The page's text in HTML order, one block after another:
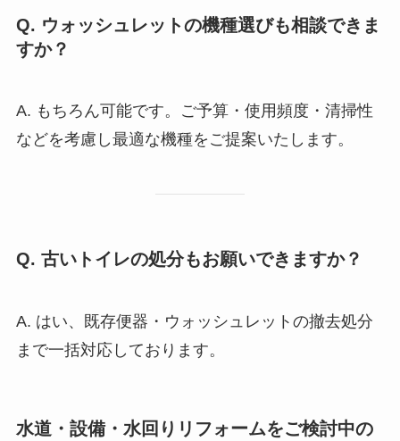
Q. ウォッシュレットの機種選びも相談できま
すか？
A. もちろん可能です。ご予算・使用頻度・清掃性
などを考慮し最適な機種をご提案いたします。
Q. 古いトイレの処分もお願いできますか？
A. はい、既存便器・ウォッシュレットの撤去処分
まで一括対応しております。
水道・設備・水回りリフォームをご検討中の